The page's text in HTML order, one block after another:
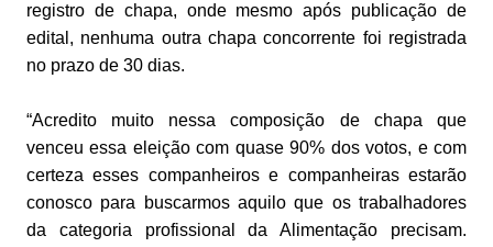
registro de chapa, onde mesmo após publicação de
edital, nenhuma outra chapa concorrente foi registrada
no prazo de 30 dias.
“Acredito muito nessa composição de chapa que
venceu essa eleição com quase 90% dos votos, e com
certeza esses companheiros e companheiras estarão
conosco para buscarmos aquilo que os trabalhadores
da categoria profissional da Alimentação precisam.